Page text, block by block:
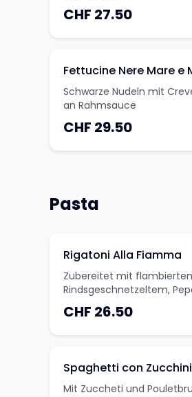
CHF 27.50
Fettucine Nere Mare e
Schwarze Nudeln mit
an Rahmsauce
CHF 29.50
Pasta
Rigatoni Alla Fiamma
Zubereitet mit
Rindsgeschnetzeltem,
Paprika und Rahm
CHF 26.50
Spaghetti con
Mit Zuccheti und